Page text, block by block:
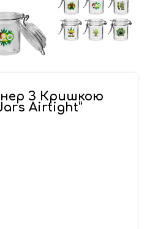
З Кришкою
Airtight”